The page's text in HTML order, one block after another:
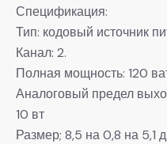
Спецификация:
Тип: кодовый источник
Канал: 2.
Полная мощность: 120
Аналоговый предел
10 вт
Размер; 8,5 на 0,8 на 5,1